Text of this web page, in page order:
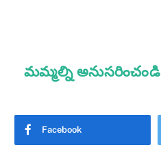
మమ్మల్ని అనుసరించండి
Facebook